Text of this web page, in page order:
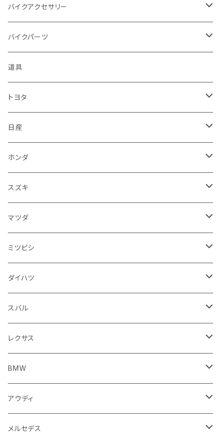
アプリリア - APRILIA
ハーレーダビッドソン - Harley-Davidson
KTM
ミツビシ
ダイハツ
スバル
レクサス
アウディ
BMW
メルセデス・ベンツ
フォルクスワーゲン
ジープ
ボルボ
ジャガー
プジョー
ランドローバー
ルノー
キャデラック
マツダ
ミツビシ
ダイハツ
スバル
レクサス
アウディ
BMW
メルセデス・ベンツ
フォルクスワーゲン
ジープ
ボルボ
ジャガー
キャデラック
シボレー
シトロエン
日産
ホンダ
スズキ
マツダ
ミツビシ
ダイハツ
スバル
アルファロメオ
アストンマーティン
アウディ
ベントレー
BMW
キャデラック
シボレー
クライスラー
ボンネット
ルーフ
ピラー
バンパー
フェンダー
サイドミラー
フロントガラス
リアバンパー
バックドアガラス
トランクリッド
ダッシュボード
センタークラスター
グローブボックス
シフトレバー
センターコンソール
バイクアクセサリー
ホンダ
ヤマハ
スズキ
カワサキ
ハーレーダビッドソン
BMW
トライアンフ
ドゥカティ
モトグッツイ
アプリリア
KTM
プジョー
ハスクバーナ
ロイヤルエンフィールド
バイクパーツ
排気系
マフラー
サイレンサー
外装
シートカバー
燃料タンクキャップ
ハンドル系
ハンドル
ホーン
ブレーキ
ブレーキパッド
ブレーキ・クラッチレバー
エンジン
オルタネーター
オイルフィルター
電装系
スピードメーター
ウインカー
足回り
サスペンション
ホイール
駆動系
クラッチ
クラッチホース
フレーム
ライト系
タンク系
キャブレター
その他
道具
トヨタ
フロアマット
室内アクセサリー
収納ケース
ダッシュボード
ワイパー
ライト系
フォグランプ
ステアリング系
シートカバー
外装系
タイヤ回り系
エンジン回り
ミラー
サイドミラー
トランクマット
日産
フロアマット
電装系
ウインカー
トランクマット
ホンダ
フロアマット
運転席周り
トランクマット
フェンダー周り
フロントガラス回り
サイドミラー
ライト系
エンジン系部品
スポイラー
スズキ
フロアマット
フロントガラス回り
ウォッシャージェット
フェンダー周り
運転席周り
アームレスト
バイク 排気系
マフラー
サイドミラー
バイク ハンドル系
エンジン系
マツダ
フロアマット
ボンネット回り
フェンダー周り
フロントガラス回り
リアガラス回り
ライト系
インパネ周り
ミツビシ
フロアマット
キーホルダー
フロントガラス回り
ワイパー
足回り系
フェンダー
バンパー
ライト系
ダイハツ
フロアマット
フロントガラス回り
ワイパー
運転席周り
足回り
サスペンション
スバル
フロアマット
フロントガラス回り
ワイパー
その他
足回り系
レクサス
フロアマット
トランクマット
シートカバー
BMW
フロアマット
オーディオ系
アウディ
フロアマット
メルセデス